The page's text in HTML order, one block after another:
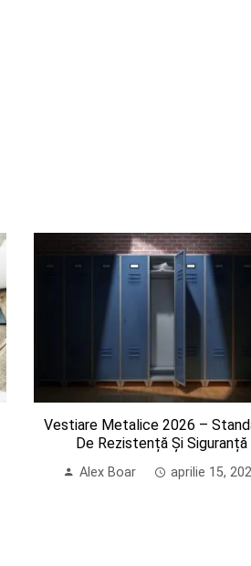
Vestiare Metalice 2026 –
De Rezistență Și Siguranță
Alex Boar aprilie 15,